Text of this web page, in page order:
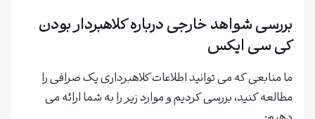
بررسی شواهد خارجی درباره کلاهبردار بودن
کی سی ایکس
ما منابعی که می توانید اطلاعات کلاهبرداری یک صرافی را
مطالعه کنید، بررسی کردیم و موارد زیر را به شما ارائه می